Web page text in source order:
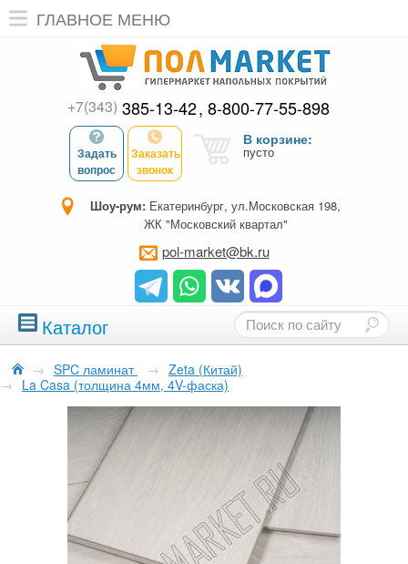
ГЛАВНОЕ МЕНЮ
+7(343) 385-13-42 8-800-77-55-898
Задать
вопрос
Заказать
звонок
В корзине:
пусто
Шоу-рум: Екатеринбург, ул.Московская 198,
ЖК "Московский квартал"
pol-market@bk.ru
Каталог
→ SPC ламинат → Zeta (Китай)
→ La Casa (толщина 4мм, 4V-фаска)